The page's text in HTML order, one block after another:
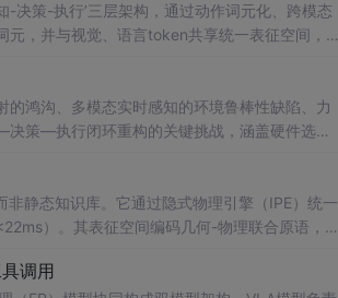
决策-执行’三层架构，通过动作词元化、跨模态
，并与视觉、语言token共享统一表征空间，显
鸿沟、多模态实时感知的环境鲁棒性缺陷、力
决策—执行闭环重构的关键挑战，涵盖硬件选
静态知识库。它通过隐式物理引擎（IPE）统一
）。其表征空间编码几何-物理联合原语，实
调用